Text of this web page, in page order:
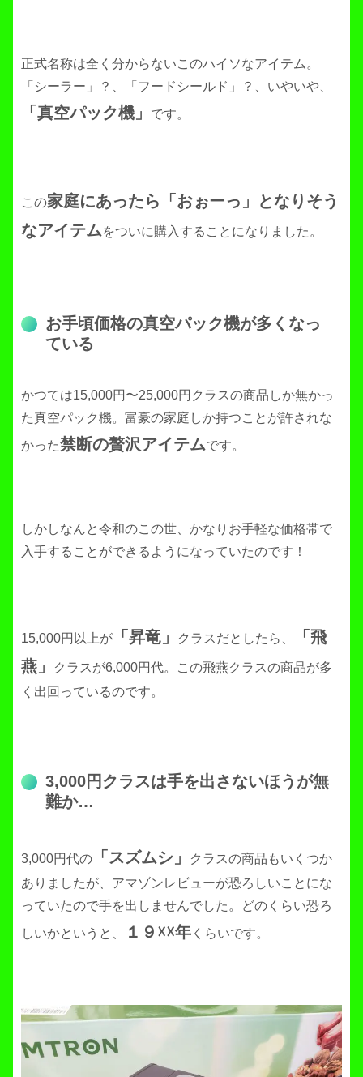
正式名称は全く分からないこのハイソなアイテム。
「シーラー」？、「フードシールド」？、いやいや、
「真空パック機」 です。
この家庭にあったら「おぉーっ」となりそう
なアイテムをついに購入することになりました。
お手頃価格の真空パック機が多くなっ
ている
かつては15,000円〜25,000円クラスの商品しか無かっ
た真空パック機。富豪の家庭しか持つことが許されな
かった禁断の贅沢アイテムです。
しかしなんと令和のこの世、かなりお手軽な価格帯で
入手することができるようになっていたのです！
15,000円以上が 「昇竜」 クラスだとしたら、
「飛
燕」
クラスが6,000円代。この飛燕クラスの商品が多
く出回っているのです。
3,000円クラスは手を出さないほうが無
難か…
3,000円代の 「スズムシ」
クラスの商品もいくつか
ありましたが、アマゾンレビューが恐ろしいことにな
っていたので手を出しませんでした。どのくらい恐ろ
しいかというと、
１９☓☓年 くらいです。